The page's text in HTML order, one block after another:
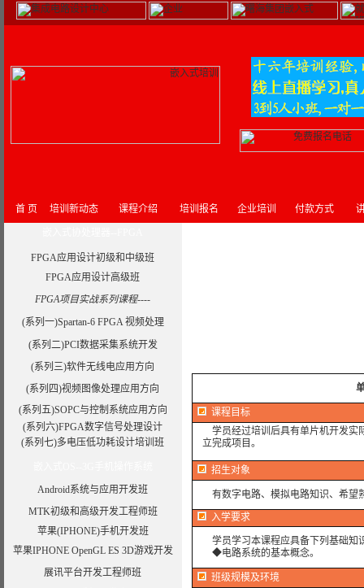
首 页 培训新动态 课程介绍 培训报名 企业培训 付款方式
FPGA应用设计初级和中级班
FPGA应用设计高级班
FPGA项目实战系列课程----
(系列一)Spartan-6 FPGA 视频处理
(系列二)PCI数据采集系统开发
(系列三)软件无线电应用方向
(系列四)视频图像处理应用方向
(系列五)SOPC与控制系统应用方向
(系列六)FPGA数字信号处理设计
(系列七)多电压低功耗设计培训班
Android系统与应用开发班
MTK初级和高级开发工程师班
苹果(IPHONE)手机开发班
苹果IPHONE OpenGL ES 3D游戏开发
展讯平台开发工程师班
课程目标
学员经过培训后具有单片机开发实
立完成项目。
招生对象
有数字电路、模拟电路知识、希望
入学要求
学员学习本课程应具备下列基础知
◆电路系统的基本概念。
班级规模及环境